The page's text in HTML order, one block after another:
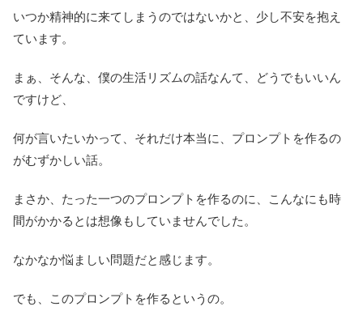
いつか精神的に来てしまうのではないかと、少し不安を抱え
ています。
まぁ、そんな、僕の生活リズムの話なんて、どうでもいいん
ですけど、
何が言いたいかって、それだけ本当に、プロンプトを作るの
がむずかしい話。
まさか、たった一つのプロンプトを作るのに、こんなにも時
間がかかるとは想像もしていませんでした。
なかなか悩ましい問題だと感じます。
でも、このプロンプトを作るというの。